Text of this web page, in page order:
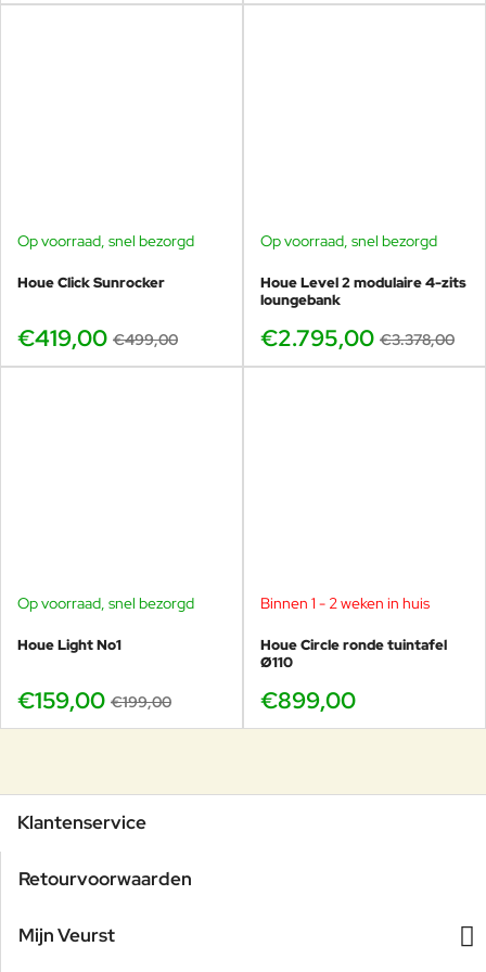
-16%
Op voorraad, snel bezorgd
Houe Click Sunrocker
€419,00 €499,00
-17%
Op voorraad, snel bezorgd
Houe Level 2 modulaire 4-zits
loungebank
€2.795,00 €3.378,00
-20%
Op voorraad, snel bezorgd
Houe Light No1
€159,00 €199,00
Binnen 1 - 2 weken in huis
Houe Circle ronde tuintafel
Ø110
€899,00
Klantenservice
Retourvoorwaarden
Mijn Veurst